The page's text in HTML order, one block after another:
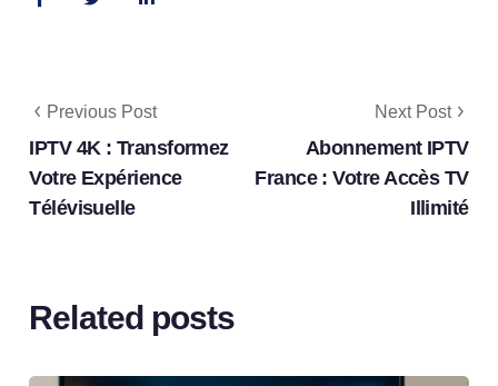
Previous Post
IPTV 4K : Transformez
Votre Expérience
Télévisuelle
Next Post
Abonnement IPTV
France : Votre Accès TV
Illimité
Related posts